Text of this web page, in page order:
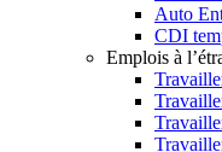
Auto
CDI
Emplois à